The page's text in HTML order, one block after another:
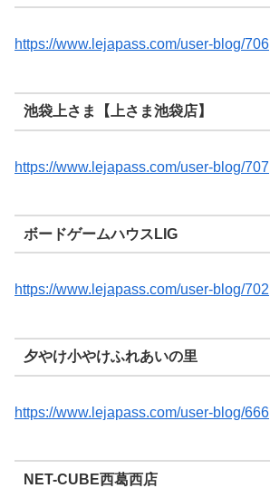
https://www.lejapass.com/user-blog/706
池袋上さま【上さま池袋店】
https://www.lejapass.com/user-blog/707
ボードゲームハウスLIG
https://www.lejapass.com/user-blog/702
夕やけ小やけふれあいの里
https://www.lejapass.com/user-blog/666
NET-CUBE西葛西店